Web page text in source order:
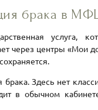
брака в
услуга,
через центры «Мои
Здесь нет
в обычном